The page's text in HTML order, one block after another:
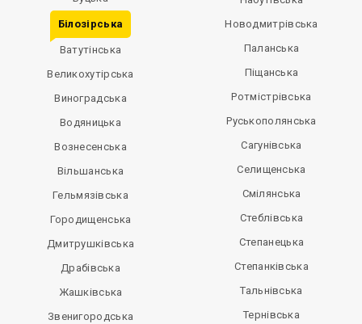
Білозірська
Ватутінська
Великохутірська
Виноградська
Водяницька
Вознесенська
Вільшанська
Гельмязівська
Городищенська
Дмитрушківська
Драбівська
Жашківська
Звенигородська
Новодмитрівська
Паланська
Піщанська
Ротмістрівська
Руськополянська
Сагунівська
Селищенська
Смілянська
Стеблівська
Степанецька
Степанківська
Тальнівська
Тернівська